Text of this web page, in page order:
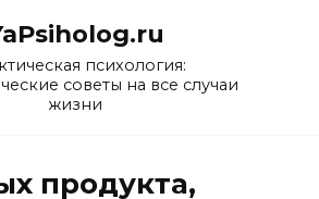
психология:
советы на все случаи
жизни
продукта,